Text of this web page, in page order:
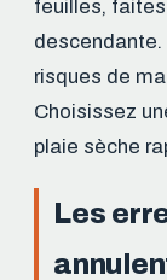
feuilles,
risques de
Choisissez
plaie sèche
Les